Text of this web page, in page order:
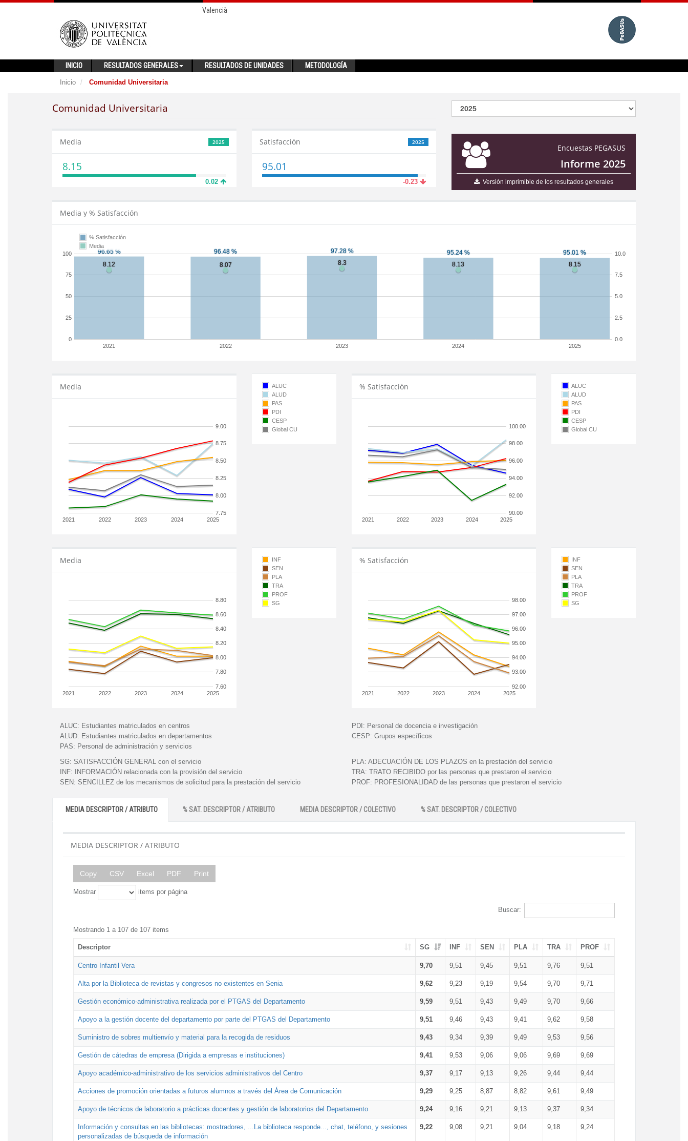
Valencià
INICIO RESULTADOS GENERALES RESULTADOS DE UNIDADES METODOLOGÍA
Inicio Comunidad Universitaria
Comunidad Universitaria
Encuestas PEGASUS
Informe 2025
Versión imprimible de los resultados generales
2025
Media
8.15
0.02
2025
Satisfacción
95.01
-0.23
Media y % Satisfacción
2021 2022 2023 2024 2025
0
25
50
75
100
0.0
2.5
5.0
7.5
10.0
% Satisfacción
Media
Media
2021 2022 2023 2024 2025
7.75
8.00
8.25
8.50
8.75
9.00
ALUC
ALUD
PAS
PDI
CESP
Global CU
% Satisfacción
2021 2022 2023 2024 2025
90.00
92.00
94.00
96.00
98.00
100.00
ALUC
ALUD
PAS
PDI
CESP
Global CU
Media
2021 2022 2023 2024 2025
7.60
7.80
8.00
8.20
8.40
8.60
8.80
INF
SEN
PLA
TRA
PROF
SG
% Satisfacción
2021 2022 2023 2024 2025
92.00
93.00
94.00
95.00
96.00
97.00
98.00
INF
SEN
PLA
TRA
PROF
SG
ALUC: Estudiantes matriculados en centros
ALUD: Estudiantes matriculados en departamentos
PAS: Personal de administración y servicios
PDI: Personal de docencia e investigación
CESP: Grupos específicos
SG: SATISFACCIÓN GENERAL con el servicio
INF:
INFORMACIÓN relacionada con la provisión del servicio
SEN: SENCILLEZ de los mecanismos de solicitud para la prestación del servicio
PLA: ADECUACIÓN DE LOS PLAZOS en la prestación del servicio
TRA: TRATO RECIBIDO por las personas que prestaron el servicio
PROF: PROFESIONALIDAD de las personas que prestaron el servicio
MEDIA DESCRIPTOR / ATRIBUTO % SAT. DESCRIPTOR / ATRIBUTO MEDIA DESCRIPTOR / COLECTIVO % SAT. DESCRIPTOR / COLECTIVO
MEDIA DESCRIPTOR / ATRIBUTO
Copy CSV Excel PDF Print
Mostrar items por página
Buscar:
Mostrando 1 a 107 de 107 items
Descriptor SG INF SEN PLA TRA PROF
Centro Infantil Vera 9,70 9,51 9,45 9,51 9,76 9,51
Alta por la Biblioteca de revistas y congresos no existentes en Senia 9,62 9,23 9,19 9,54 9,70 9,71
Gestión económico-administrativa realizada por el PTGAS del Departamento 9,59 9,51 9,43 9,49 9,70 9,66
Apoyo a la gestión docente del departamento por parte del PTGAS del Departamento 9,51 9,46 9,43 9,41 9,62 9,58
Suministro de sobres multienvío y material para la recogida de residuos 9,43 9,34 9,39 9,49 9,53 9,56
Gestión de cátedras de empresa (Dirigida a empresas e instituciones) 9,41 9,53 9,06 9,06 9,69 9,69
Apoyo académico-administrativo de los servicios administrativos del Centro 9,37 9,17 9,13 9,26 9,44 9,44
Acciones de promoción orientadas a futuros alumnos a través del Área de Comunicación 9,29 9,25 8,87 8,82 9,61 9,49
Apoyo de técnicos de laboratorio a prácticas docentes y gestión de laboratorios del Departamento 9,24 9,16 9,21 9,13 9,37 9,34
Información y consultas en las bibliotecas: mostradores, ...La biblioteca responde..., chat, teléfono, y sesiones
personalizadas de búsqueda de información
9,22 9,08 9,21 9,04 9,18 9,24